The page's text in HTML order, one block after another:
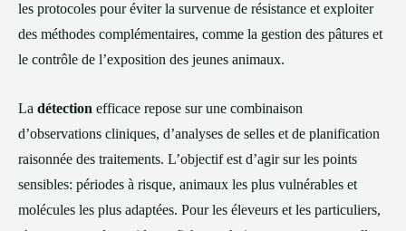
les protocoles pour éviter la survenue de résistance et exploiter
des méthodes complémentaires, comme la gestion des pâtures et
le contrôle de l’exposition des jeunes animaux.
La détection efficace repose sur une combinaison
d’observations cliniques, d’analyses de selles et de planification
raisonnée des traitements. L’objectif est d’agir sur les points
sensibles: périodes à risque, animaux les plus vulnérables et
molécules les plus adaptées. Pour les éleveurs et les particuliers,